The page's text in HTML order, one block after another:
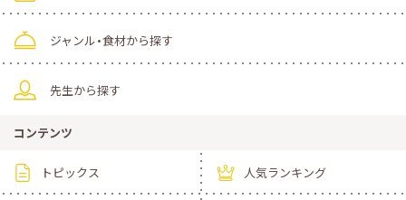
ジャンル・食材から探す
先生から探す
コンテンツ
トピックス 人気ランキング